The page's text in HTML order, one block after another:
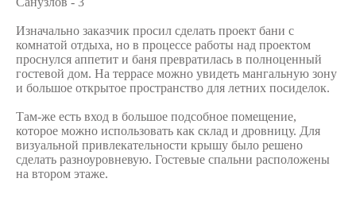
Изначально заказчик просил сделать проект бани с
комнатой отдыха, но в процессе работы над проектом
проснулся аппетит и баня превратилась в полноценный
гостевой дом. На террасе можно увидеть мангальную зону
и большое открытое пространство для летних посиделок.
Там-же есть вход в большое подсобное помещение,
которое можно использовать как склад и дровницу. Для
визуальной привлекательности крышу было решено
сделать разноуровневую. Гостевые спальни расположены
на втором этаже.